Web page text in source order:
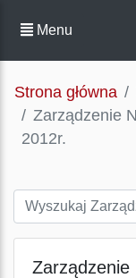
Menu
Strona główna
Zarządzenie
2012r.